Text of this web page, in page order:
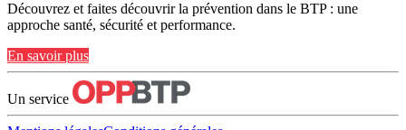
Découvrez et faites découvrir la prévention dans le BTP : une
approche santé, sécurité et performance.
En savoir plus
Un service